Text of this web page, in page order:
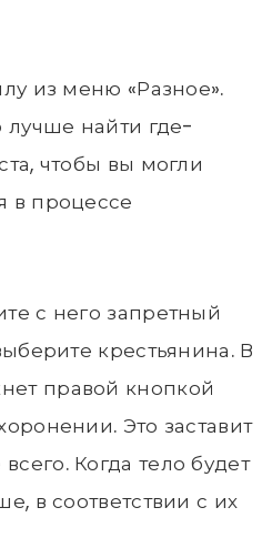
из меню «Разное».
лучше найти где-
чтобы вы могли
в процессе
с него запретный
крестьянина. В
правой кнопкой
Это заставит
Когда тело будет
в соответствии с их